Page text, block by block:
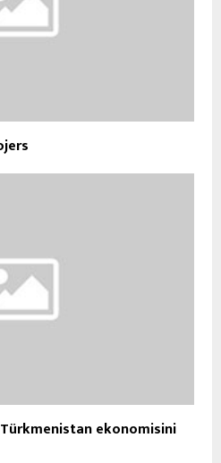
ekonomisini